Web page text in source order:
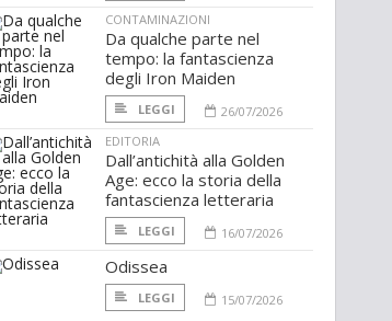
CONTAMINAZIONI
Da qualche parte nel
tempo: la fantascienza
degli Iron Maiden
LEGGI
26/07/2026
EDITORIA
Dall’antichità alla Golden
Age: ecco la storia della
fantascienza letteraria
LEGGI 16/07/2026
Odissea
LEGGI 15/07/2026